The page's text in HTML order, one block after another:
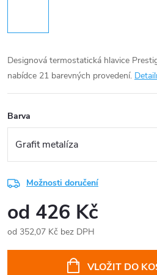
Designová termostatická hlavice
nabídce 21 barevných provedení.
Barva
Možnosti doručení
od 426 Kč
od 352,07 Kč bez DPH
VLOŽIT DO